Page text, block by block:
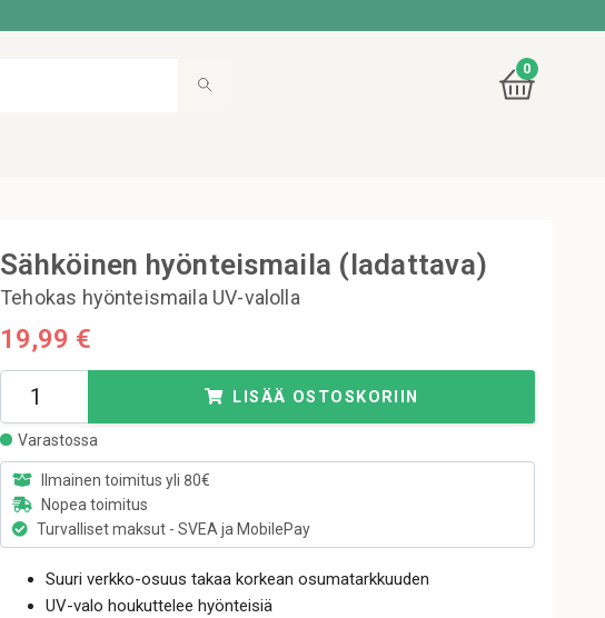
0
Sähköinen hyönteismaila (ladattava)
Tehokas hyönteismaila UV-valolla
19,99 €
LISÄÄ OSTOSKORIIN
Varastossa
Ilmainen toimitus yli 80€
Nopea toimitus
Turvalliset maksut - SVEA ja MobilePay
Suuri verkko-osuus takaa korkean osumatarkkuuden
UV-valo houkuttelee hyönteisiä